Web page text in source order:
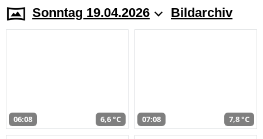
Sonntag 19.04.2026 Bildarchiv
06:08 6,6 °C 07:08 7,8 °C